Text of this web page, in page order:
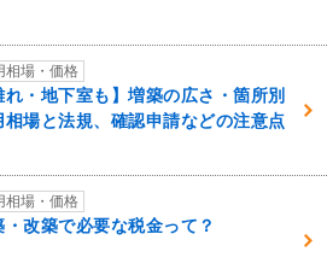
相場・価格
れ・地下室も】増築の広さ・箇所別
相場と法規、確認申請などの注意点
相場・価格
・改築で必要な税金って？